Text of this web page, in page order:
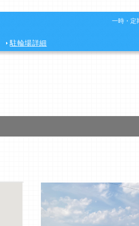
一時・定
駐輪場詳細